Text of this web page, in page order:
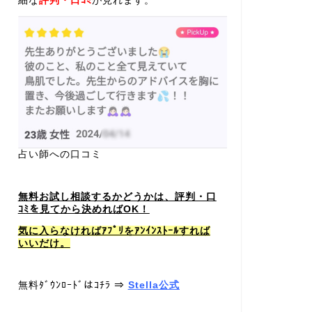
占い師への口コミ
無料お試し相談するかどうかは、評判・口
ｺﾐを見てから決めればOK！
気に入らなければｱﾌﾟﾘをｱﾝｲﾝｽﾄｰﾙすれば
いいだけ。
無料ﾀﾞｳﾝﾛｰﾄﾞはｺﾁﾗ ⇒ Stella公式